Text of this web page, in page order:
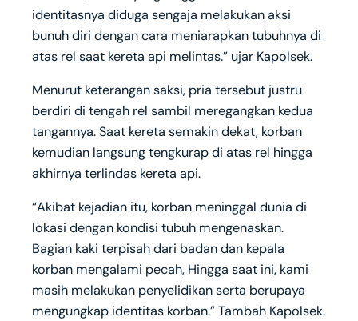
identitasnya diduga sengaja melakukan aksi
bunuh diri dengan cara meniarapkan tubuhnya di
atas rel saat kereta api melintas.” ujar Kapolsek.
Menurut keterangan saksi, pria tersebut justru
berdiri di tengah rel sambil meregangkan kedua
tangannya. Saat kereta semakin dekat, korban
kemudian langsung tengkurap di atas rel hingga
akhirnya terlindas kereta api.
“Akibat kejadian itu, korban meninggal dunia di
lokasi dengan kondisi tubuh mengenaskan.
Bagian kaki terpisah dari badan dan kepala
korban mengalami pecah, Hingga saat ini, kami
masih melakukan penyelidikan serta berupaya
mengungkap identitas korban.” Tambah Kapolsek.